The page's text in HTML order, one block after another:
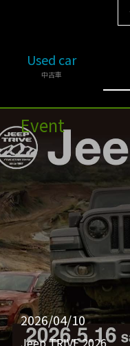
Used car
中古車
Event
2026/04/10
Jeep TRIVE 2026